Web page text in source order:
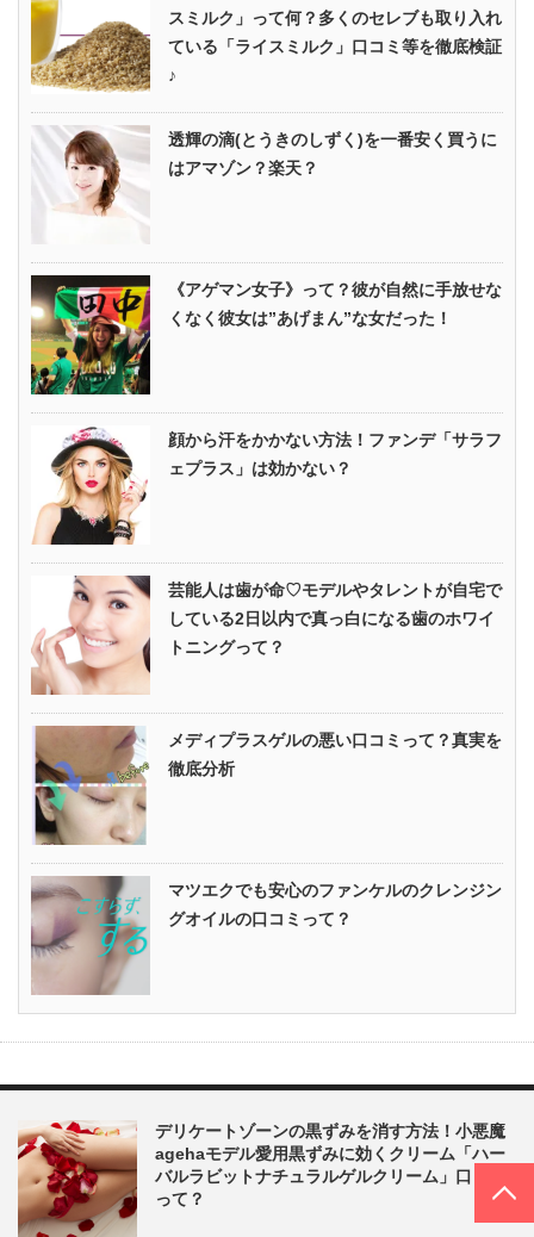
スミルク」って何？多くのセレブも取り入れ
ている「ライスミルク」口コミ等を徹底検証
♪
透輝の滴(とうきのしずく)を一番安く買うに
はアマゾン？楽天？
《アゲマン女子》って？彼が自然に手放せな
くなく彼女は”あげまん”な女だった！
顔から汗をかかない方法！ファンデ「サラフ
ェプラス」は効かない？
芸能人は歯が命♡モデルやタレントが自宅で
している2日以内で真っ白になる歯のホワイ
トニングって？
メディプラスゲルの悪い口コミって？真実を
徹底分析
マツエクでも安心のファンケルのクレンジン
グオイルの口コミって？
デリケートゾーンの黒ずみを消す方法！小悪魔
agehaモデル愛用黒ずみに効くクリーム「ハー
バルラビットナチュラルゲルクリーム」口コミ
って？
PAGE TOP